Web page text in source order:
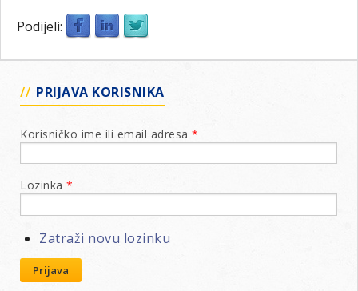
Podijeli:
PRIJAVA KORISNIKA
Korisničko ime ili email adresa *
Lozinka *
Zatraži novu lozinku
Prijava